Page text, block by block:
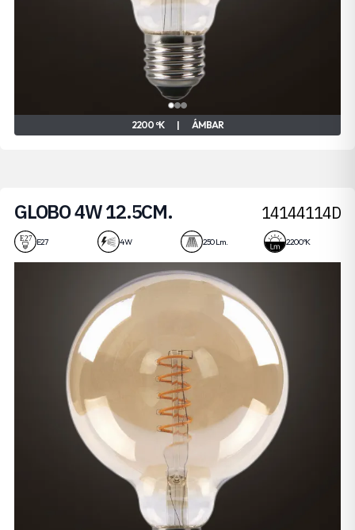
2200 ºK | ÁMBAR
GLOBO 4W 12.5CM. 14144114D
E27 4 W 250 Lm. 2200 ºK